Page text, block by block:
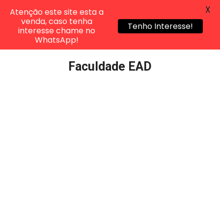
Faculdade EAD
Atenção este site esta a
venda, caso tenha
interesse chame no
WhatsApp!
Tenho Interesse!
X